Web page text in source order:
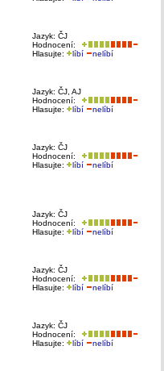
Jazyk: ČJ
Hodnocení:
Hlasujte:
líbí nelíbí
Jazyk: ČJ, AJ
Hodnocení:
Hlasujte:
líbí nelíbí
Jazyk: ČJ
Hodnocení:
Hlasujte:
líbí nelíbí
Jazyk: ČJ
Hodnocení:
Hlasujte:
líbí nelíbí
Jazyk: ČJ
Hodnocení:
Hlasujte:
líbí nelíbí
Jazyk: ČJ
Hodnocení:
Hlasujte:
líbí nelíbí